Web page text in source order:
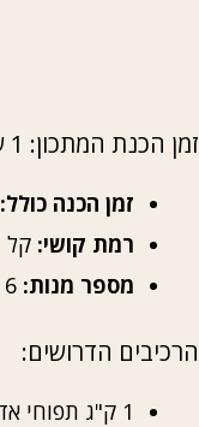
זמן הכנת המתכון: 1 שעה. רמת קושי: קל. מתאים ל-6 אנשים
זמן הכנה כולל:
רמת קושי: קל
מספר מנות:
הרכיבים הדרושים:
1 ק"ג תפוחי אדמה (עדיף מזן אדום או צהוב)